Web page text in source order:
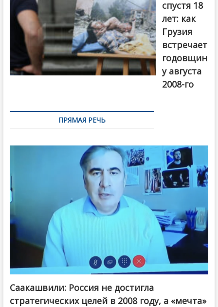
спустя 18
лет: как
Грузия
встречает
годовщин
у августа
2008-го
ПРЯМАЯ РЕЧЬ
Саакашвили: Россия не достигла
стратегических целей в 2008 году, а «мечта»